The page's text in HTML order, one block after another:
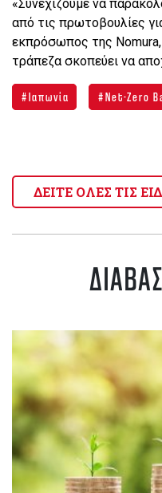
«Συνεχίζουμε να
από τις πρωτοβουλίες
εκπρόσωπος της Nomura,
τράπεζα σκοπεύει να
Ιαπωνία Net-Zero
ΔΕΙΤΕ ΟΛΕΣ ΤΙΣ